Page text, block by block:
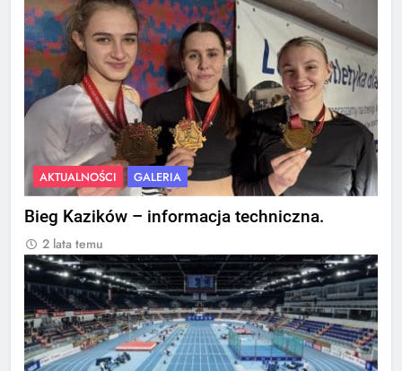
AKTUALNOŚCI GALERIA
Bieg Kazików – informacja techniczna.
2 lata temu